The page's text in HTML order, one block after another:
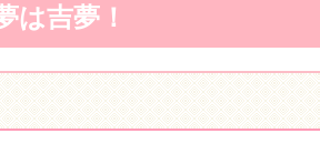
は吉夢！